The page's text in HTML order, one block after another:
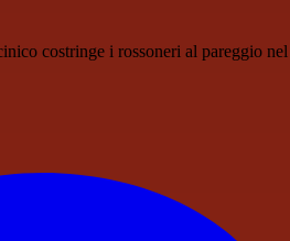
costringe i rossoneri al pareggio nel